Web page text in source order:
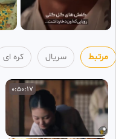
7
0:49:22 HD
مرتبط سریال کره ای
0:50:17